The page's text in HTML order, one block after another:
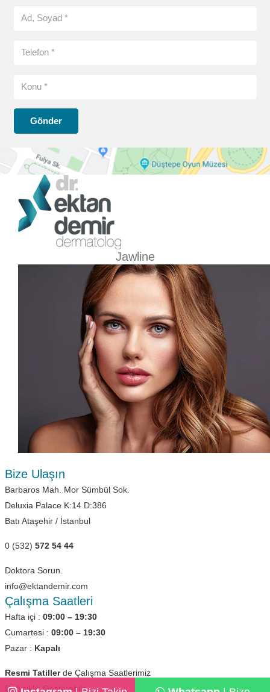
Gönder
Jawline
Bize Ulaşın
Barbaros Mah. Mor Sümbül Sok.
Deluxia Palace K:14 D:386
Batı Ataşehir / İstanbul
0 (532) 572 54 44
Doktora Sorun.
info@ektandemir.com
Çalışma Saatleri
Hafta içi : 09:00 – 19:30
Cumartesi : 09:00 – 19:30
Pazar : Kapalı
Resmi Tatillerde Çalışma Saatlerimiz
Değişiklik Gösterebilir.